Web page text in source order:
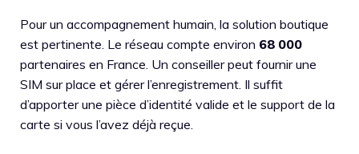
Pour un accompagnement humain, la solution boutique
est pertinente. Le réseau compte environ 68 000
partenaires en France. Un conseiller peut fournir une
SIM sur place et gérer l’enregistrement. Il suffit
d’apporter une pièce d’identité valide et le support de la
carte si vous l’avez déjà reçue.